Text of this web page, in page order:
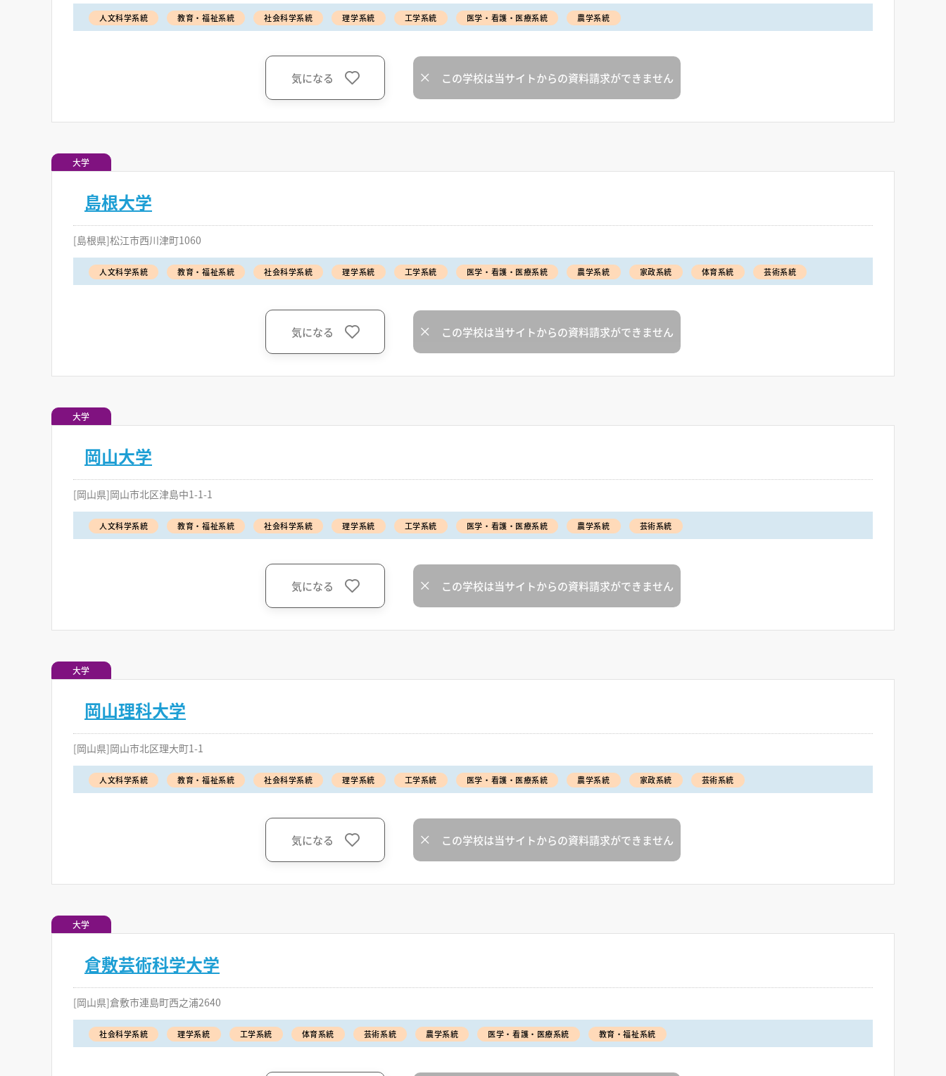
人文科学系統 教育・福祉系統 社会科学系統 理学系統 工学系統 医学・看護・医療系統 農学系統
気になる この学校は当サイトからの資料請求ができません
大学
島根大学
[島根県]松江市西川津町1060
人文科学系統 教育・福祉系統 社会科学系統 理学系統 工学系統 医学・看護・医療系統 農学系統 家政系統 体育系統 芸術系統
気になる この学校は当サイトからの資料請求ができません
大学
岡山大学
[岡山県]岡山市北区津島中1-1-1
人文科学系統 教育・福祉系統 社会科学系統 理学系統 工学系統 医学・看護・医療系統 農学系統 芸術系統
気になる この学校は当サイトからの資料請求ができません
大学
岡山理科大学
[岡山県]岡山市北区理大町1-1
人文科学系統 教育・福祉系統 社会科学系統 理学系統 工学系統 医学・看護・医療系統 農学系統 家政系統 芸術系統
気になる この学校は当サイトからの資料請求ができません
大学
倉敷芸術科学大学
[岡山県]倉敷市連島町西之浦2640
社会科学系統 理学系統 工学系統 体育系統 芸術系統 農学系統 医学・看護・医療系統 教育・福祉系統